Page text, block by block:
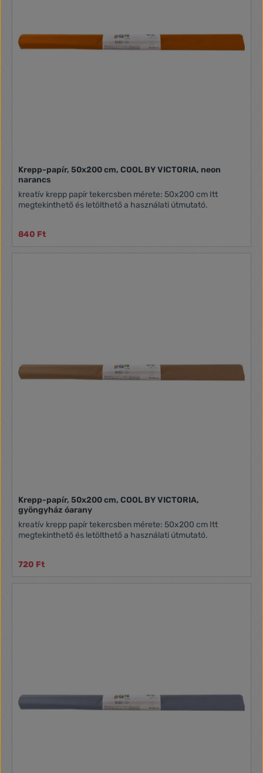
Krepp-papír, 50x200 cm, COOL BY VICTORIA, neon
narancs
kreatív krepp papír tekercsben mérete: 50x200 cm Itt
megtekinthető és letölthető a használati útmutató.
840 Ft
Krepp-papír, 50x200 cm, COOL BY VICTORIA,
gyöngyház óarany
kreatív krepp papír tekercsben mérete: 50x200 cm Itt
megtekinthető és letölthető a használati útmutató.
720 Ft